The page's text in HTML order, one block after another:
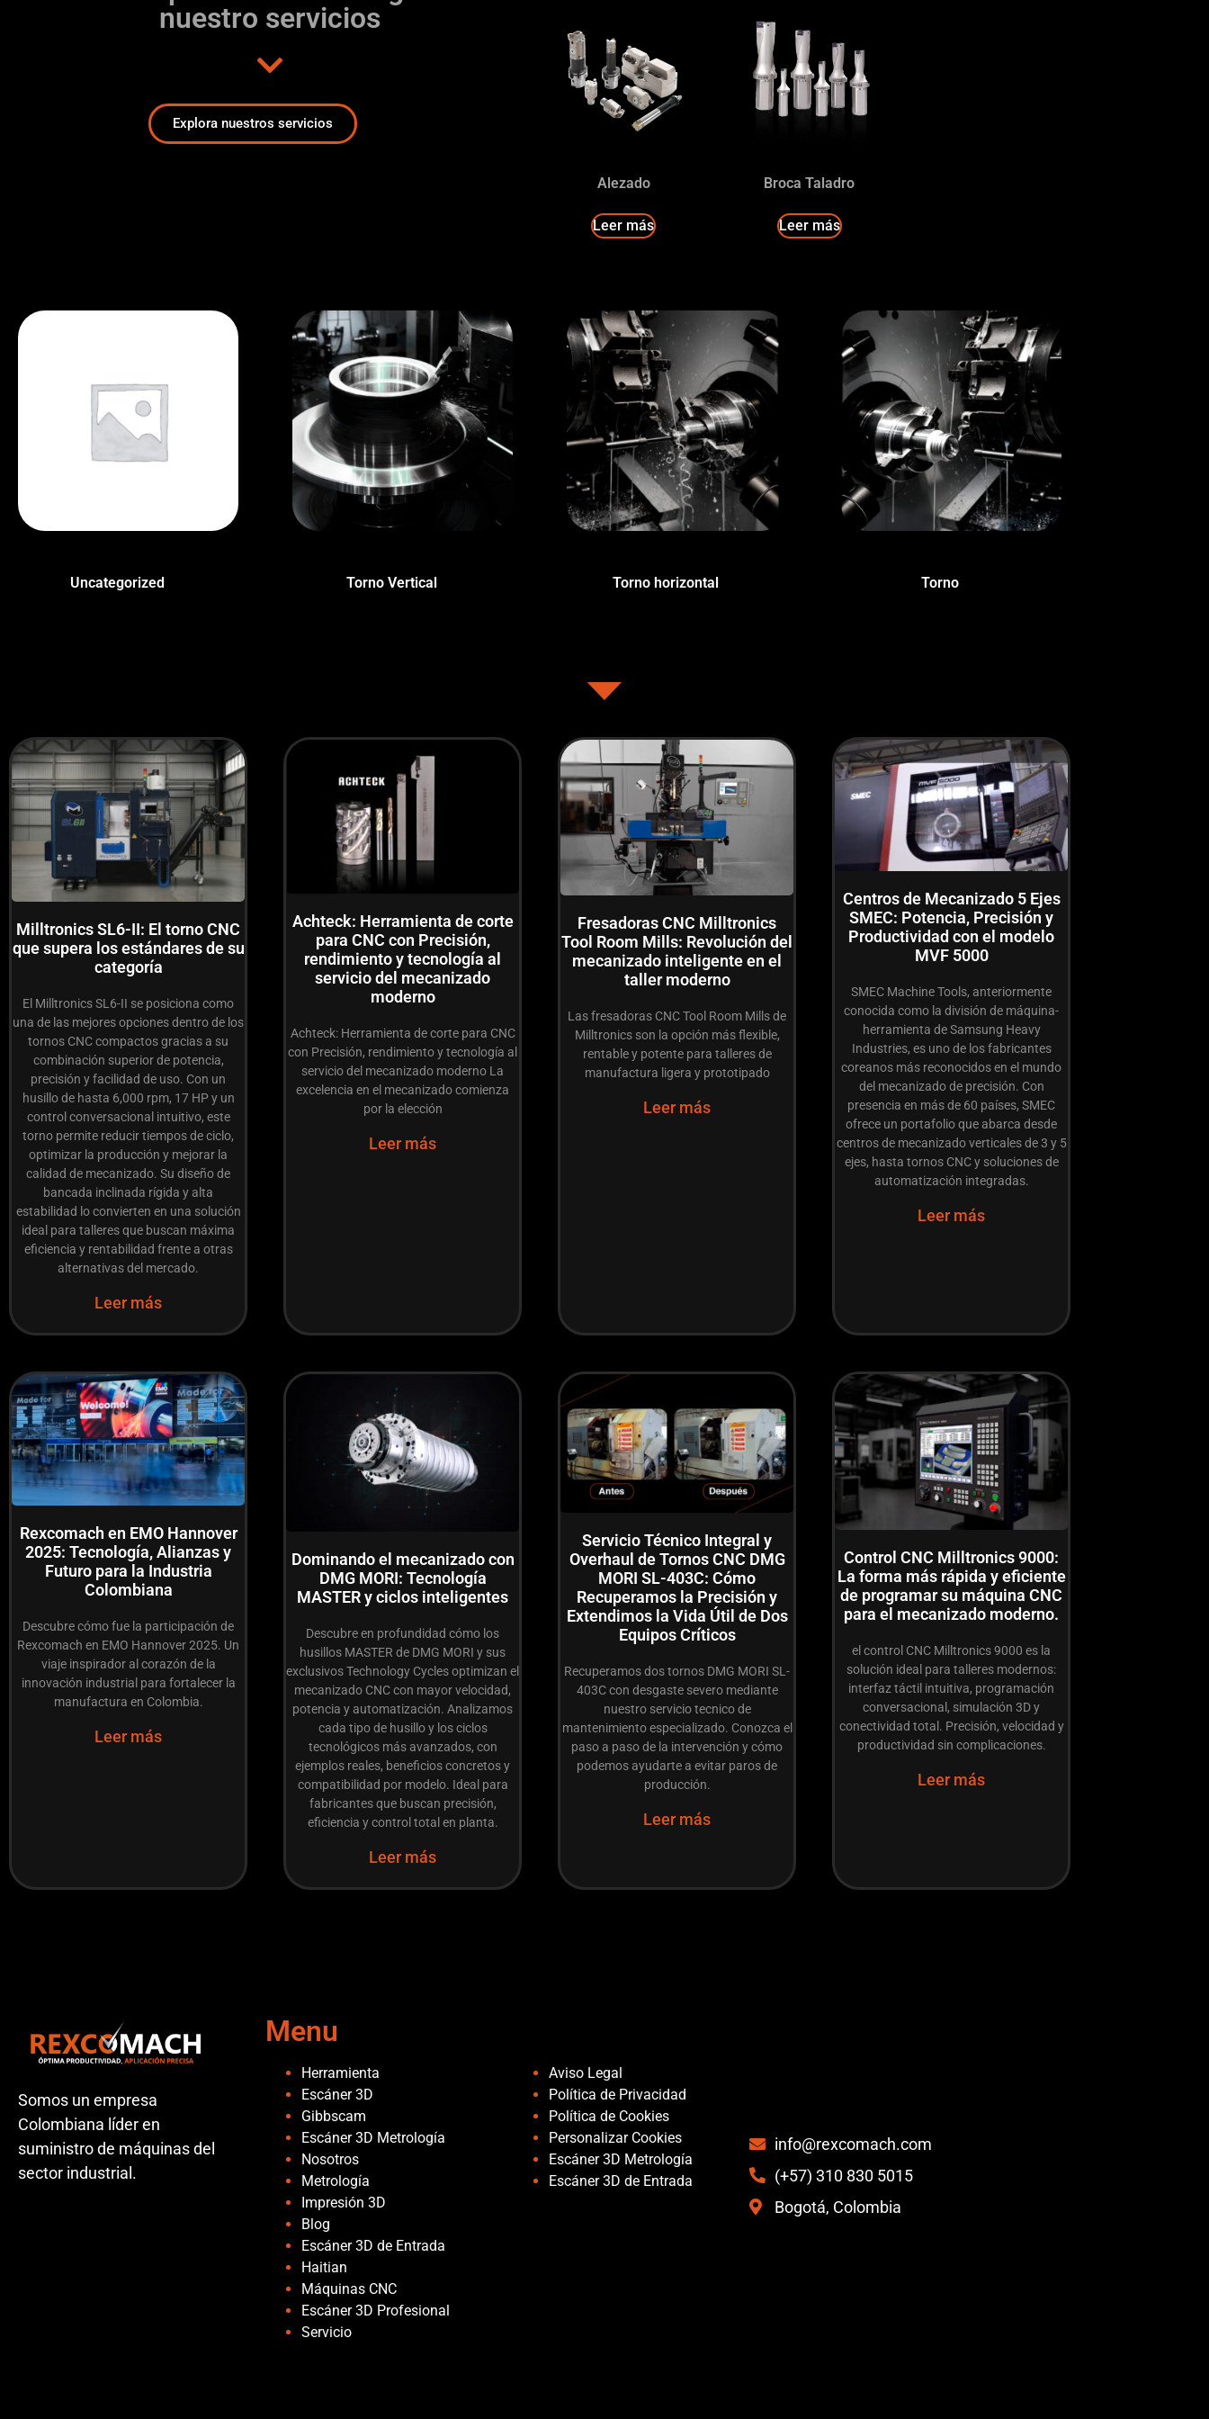
nuestro servicios
Explora nuestros servicios
Alezado
Leer más
Broca Taladro
Leer más
Uncategorized Torno Vertical Torno horizontal Torno
Milltronics SL6-II: El torno CNC
que supera los estándares de su
categoría
El Milltronics SL6-II se posiciona como
una de las mejores opciones dentro de los
tornos CNC compactos gracias a su
combinación superior de potencia,
precisión y facilidad de uso. Con un
husillo de hasta 6,000 rpm, 17 HP y un
control conversacional intuitivo, este
torno permite reducir tiempos de ciclo,
optimizar la producción y mejorar la
calidad de mecanizado. Su diseño de
bancada inclinada rígida y alta
estabilidad lo convierten en una solución
ideal para talleres que buscan máxima
eficiencia y rentabilidad frente a otras
alternativas del mercado.
Leer más
Achteck: Herramienta de corte
para CNC con Precisión,
rendimiento y tecnología al
servicio del mecanizado
moderno
Achteck: Herramienta de corte para CNC
con Precisión, rendimiento y tecnología al
servicio del mecanizado moderno La
excelencia en el mecanizado comienza
por la elección
Leer más
Fresadoras CNC Milltronics
Tool Room Mills: Revolución del
mecanizado inteligente en el
taller moderno
Las fresadoras CNC Tool Room Mills de
Milltronics son la opción más flexible,
rentable y potente para talleres de
manufactura ligera y prototipado
Leer más
Centros de Mecanizado 5 Ejes
SMEC: Potencia, Precisión y
Productividad con el modelo
MVF 5000
SMEC Machine Tools, anteriormente
conocida como la división de máquina-
herramienta de Samsung Heavy
Industries, es uno de los fabricantes
coreanos más reconocidos en el mundo
del mecanizado de precisión. Con
presencia en más de 60 países, SMEC
ofrece un portafolio que abarca desde
centros de mecanizado verticales de 3 y 5
ejes, hasta tornos CNC y soluciones de
automatización integradas.
Leer más
Rexcomach en EMO Hannover
2025: Tecnología, Alianzas y
Futuro para la Industria
Colombiana
Descubre cómo fue la participación de
Rexcomach en EMO Hannover 2025. Un
viaje inspirador al corazón de la
innovación industrial para fortalecer la
manufactura en Colombia.
Leer más
Dominando el mecanizado con
DMG MORI: Tecnología
MASTER y ciclos inteligentes
Descubre en profundidad cómo los
husillos MASTER de DMG MORI y sus
exclusivos Technology Cycles optimizan el
mecanizado CNC con mayor velocidad,
potencia y automatización. Analizamos
cada tipo de husillo y los ciclos
tecnológicos más avanzados, con
ejemplos reales, beneficios concretos y
compatibilidad por modelo. Ideal para
fabricantes que buscan precisión,
eficiencia y control total en planta.
Leer más
Servicio Técnico Integral y
Overhaul de Tornos CNC DMG
MORI SL-403C: Cómo
Recuperamos la Precisión y
Extendimos la Vida Útil de Dos
Equipos Críticos
Recuperamos dos tornos DMG MORI SL-
403C con desgaste severo mediante
nuestro servicio tecnico de
mantenimiento especializado. Conozca el
paso a paso de la intervención y cómo
podemos ayudarte a evitar paros de
producción.
Leer más
Control CNC Milltronics 9000:
La forma más rápida y eficiente
de programar su máquina CNC
para el mecanizado moderno.
el control CNC Milltronics 9000 es la
solución ideal para talleres modernos:
interfaz táctil intuitiva, programación
conversacional, simulación 3D y
conectividad total. Precisión, velocidad y
productividad sin complicaciones.
Leer más
Somos un empresa
Colombiana líder en
suministro de máquinas del
sector industrial.
Menu
Herramienta
Escáner 3D
Gibbscam
Escáner 3D Metrología
Nosotros
Metrología
Impresión 3D
Blog
Escáner 3D de Entrada
Haitian
Máquinas CNC
Escáner 3D Profesional
Servicio
Aviso Legal
Política de Privacidad
Política de Cookies
Personalizar Cookies
Escáner 3D Metrología
Escáner 3D de Entrada
info@rexcomach.com
(+57) 310 830 5015
Bogotá, Colombia